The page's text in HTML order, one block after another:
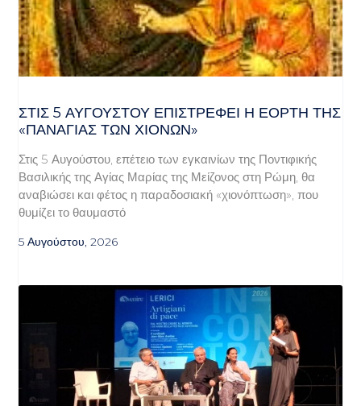
ΣΤΙΣ 5 ΑΥΓΟΎΣΤΟΥ ΕΠΙΣΤΡΈΦΕΙ Η ΕΟΡΤΉ ΤΗΣ
«ΠΑΝΑΓΊΑΣ ΤΩΝ ΧΙΌΝΩΝ»
Στις 5 Αυγούστου, επέτειο των εγκαινίων της Ποντιφικής
Βασιλικής της Αγίας Μαρίας της Μείζονος στη Ρώμη, θα
αναβιώσει και φέτος η παραδοσιακή «χιονόπτωση», που
θυμίζει το θαυμαστό
5 Αυγούστου, 2026